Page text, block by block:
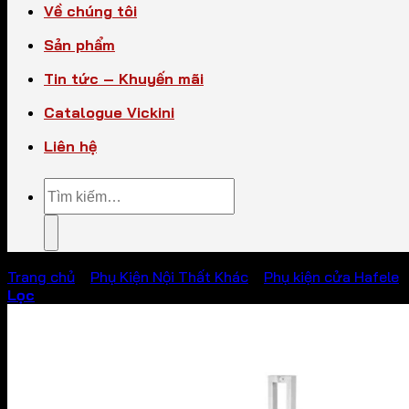
Về chúng tôi
Sản phẩm
Tin tức – Khuyến mãi
Catalogue Vickini
Liên hệ
Tìm
kiếm:
Trang chủ Phụ Kiện Nội Thất Khác Phụ kiện cửa Hafele
Lọc